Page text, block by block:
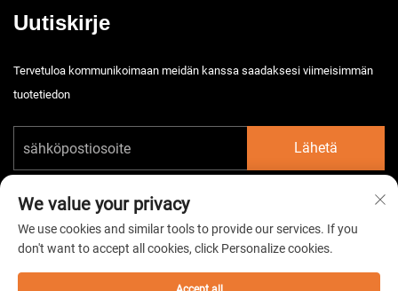
Uutiskirje
Tervetuloa kommunikoimaan meidän kanssa saadaksesi viimeisimmän
tuotetiedon
Lähetä
Tekijänoikeus © 2026 China Taizhou HarsMarg Electromechenical Co. Ltd.
Kaikki oikeudet pidätetään. -
We value your privacy
We use cookies and similar tools to provide our services. If you
don't want to accept all cookies, click Personalize cookies.